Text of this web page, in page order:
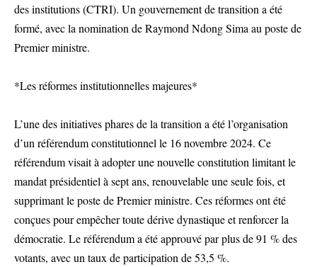
des institutions (CTRI). Un gouvernement de transition a été
formé, avec la nomination de Raymond Ndong Sima au poste de
Premier ministre.
*Les réformes institutionnelles majeures*
L’une des initiatives phares de la transition a été l’organisation
d’un référendum constitutionnel le 16 novembre 2024. Ce
référendum visait à adopter une nouvelle constitution limitant le
mandat présidentiel à sept ans, renouvelable une seule fois, et
supprimant le poste de Premier ministre. Ces réformes ont été
conçues pour empêcher toute dérive dynastique et renforcer la
démocratie. Le référendum a été approuvé par plus de 91 % des
votants, avec un taux de participation de 53,5 %.